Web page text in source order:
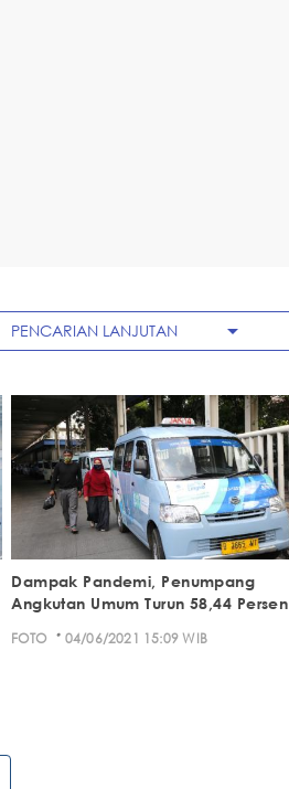
PENCARIAN LANJUTAN arrow_drop_down
Dampak Pandemi, Penumpang
Angkutan Umum Turun 58,44 Persen
FOTO · 04/06/2021 15:09 WIB